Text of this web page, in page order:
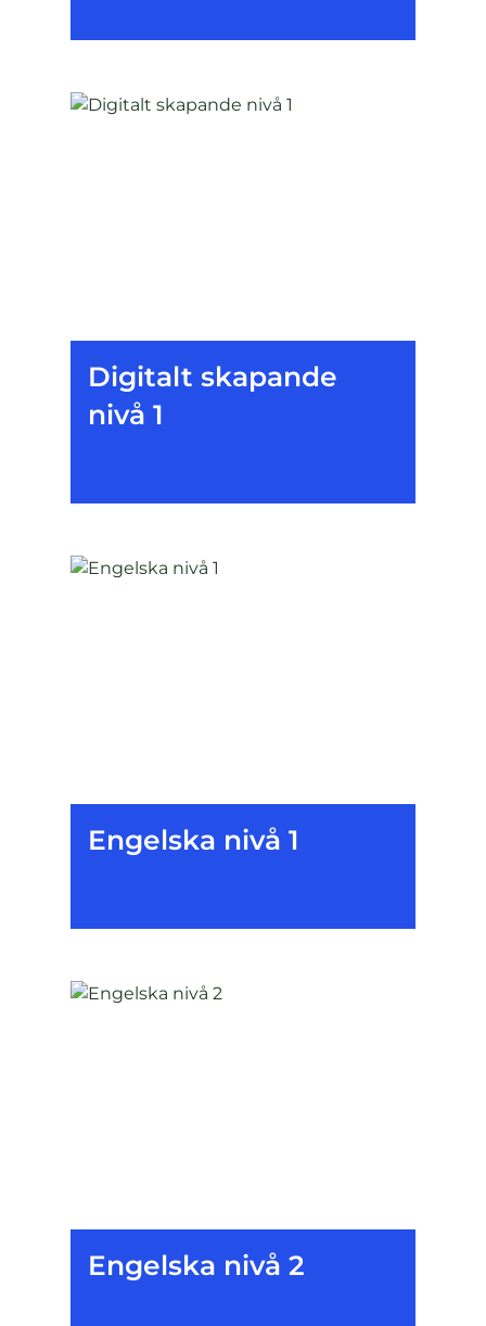
Digitalt skapande
nivå 1
Engelska nivå 1
Engelska nivå 2